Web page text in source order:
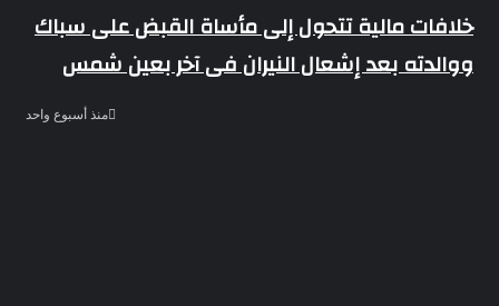
خلافات مالية تتحول إلى مأساة القبض على سباك
ووالدته بعد إشعال النيران فى آخر بعين شمس
منذ أسبوع واحد